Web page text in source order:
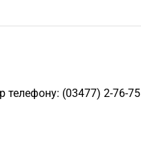
телефону: (03477) 2-76-75